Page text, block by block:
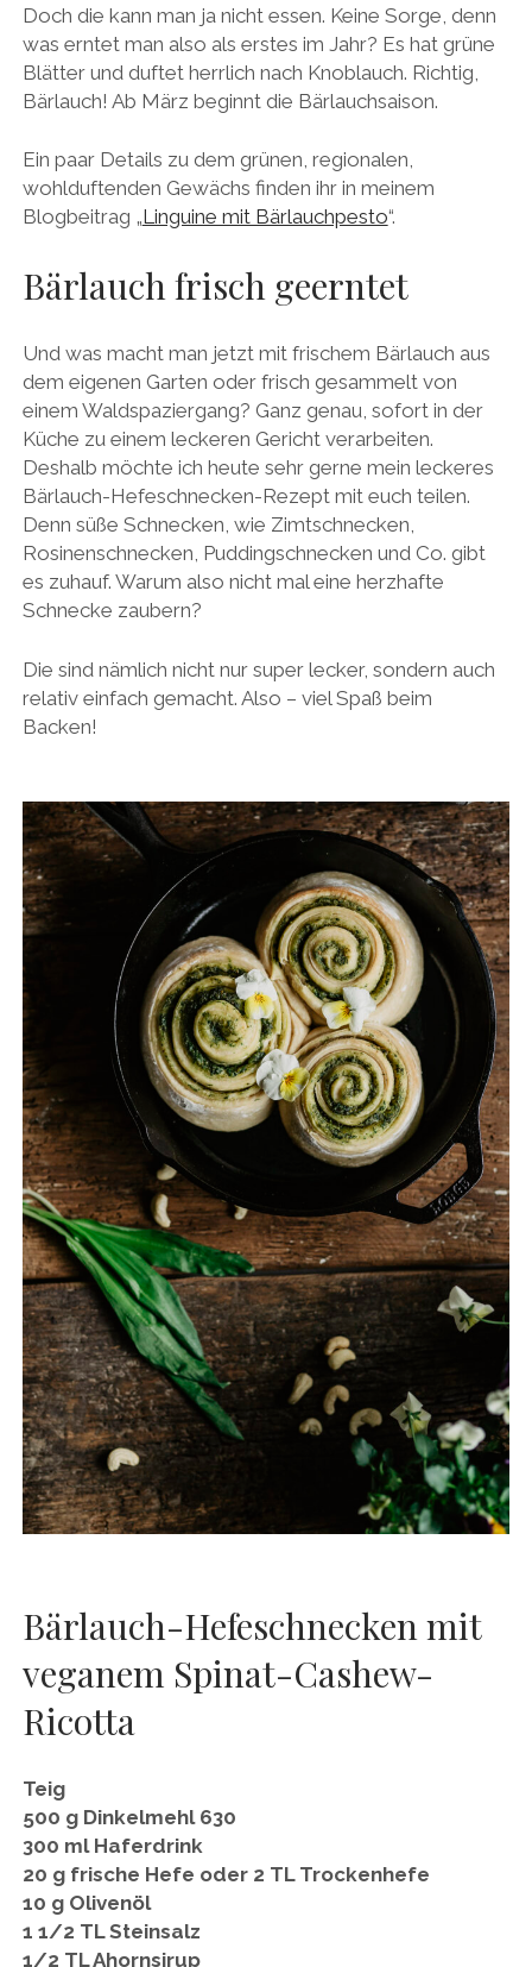
Doch die kann man ja nicht essen. Keine Sorge, denn
was erntet man also als erstes im Jahr? Es hat grüne
Blätter und duftet herrlich nach Knoblauch. Richtig,
Bärlauch! Ab März beginnt die Bärlauchsaison.
Ein paar Details zu dem grünen, regionalen,
wohlduftenden Gewächs finden ihr in meinem
Blogbeitrag „Linguine mit Bärlauchpesto“.
Bärlauch frisch geerntet
Und was macht man jetzt mit frischem Bärlauch aus
dem eigenen Garten oder frisch gesammelt von
einem Waldspaziergang? Ganz genau, sofort in der
Küche zu einem leckeren Gericht verarbeiten.
Deshalb möchte ich heute sehr gerne mein leckeres
Bärlauch-Hefeschnecken-Rezept mit euch teilen.
Denn süße Schnecken, wie Zimtschnecken,
Rosinenschnecken, Puddingschnecken und Co. gibt
es zuhauf. Warum also nicht mal eine herzhafte
Schnecke zaubern?
Die sind nämlich nicht nur super lecker, sondern auch
relativ einfach gemacht. Also – viel Spaß beim
Backen!
Bärlauch-Hefeschnecken mit
veganem Spinat-Cashew-
Ricotta
Teig
500 g Dinkelmehl 630
300 ml Haferdrink
20 g frische Hefe oder 2 TL Trockenhefe
10 g Olivenöl
1 1/2 TL Steinsalz
1/2 TL Ahornsirup